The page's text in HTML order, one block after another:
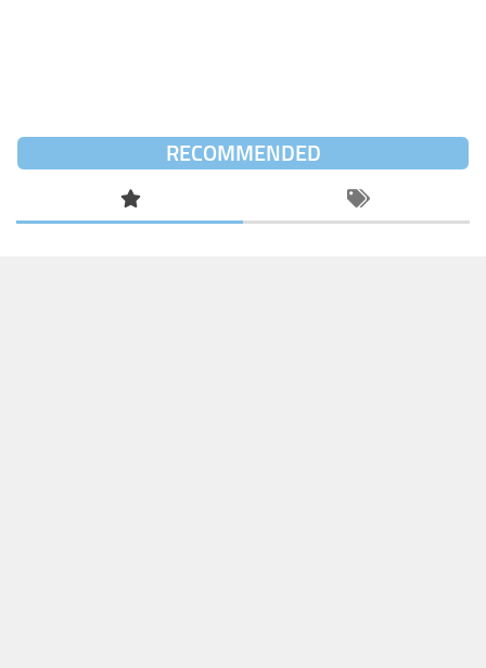
RECOMMENDED